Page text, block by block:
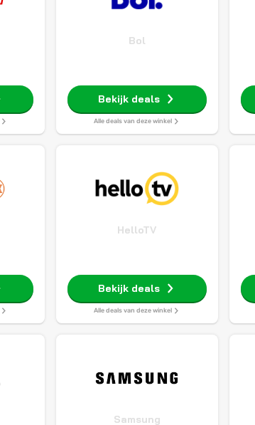
Bol
Bekijk deals
Alle deals van deze winkel
HelloTV
Bekijk deals
Alle deals van deze winkel
Samsung